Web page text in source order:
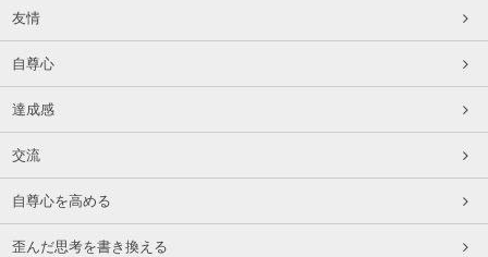
友情
自尊心
達成感
交流
自尊心を高める
歪んだ思考を書き換える